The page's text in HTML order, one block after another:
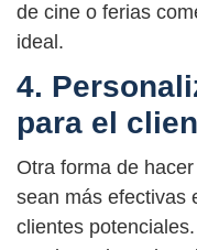
de cine o ferias
ideal.
4.
para el
Otra forma de
sean más efectivas
clientes